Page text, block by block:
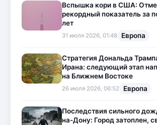
Вспышка кори в США:
рекордный показатель за
лет
31 июля 2026, 01:48 Европа
Стратегия Дональда
Ирана: следующий этап
на Ближнем Востоке
26 июля 2026, 06:52 Европа
Последствия сильного
на-Дону: Город затоплен,